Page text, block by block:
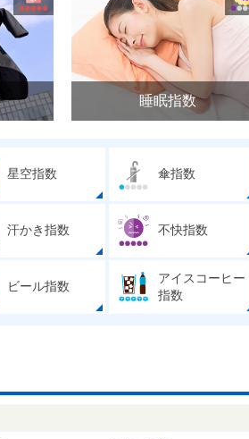
睡眠指数
星空指数 傘指数
汗かき指数 不快指数
ビール指数
アイスコーヒー
指数